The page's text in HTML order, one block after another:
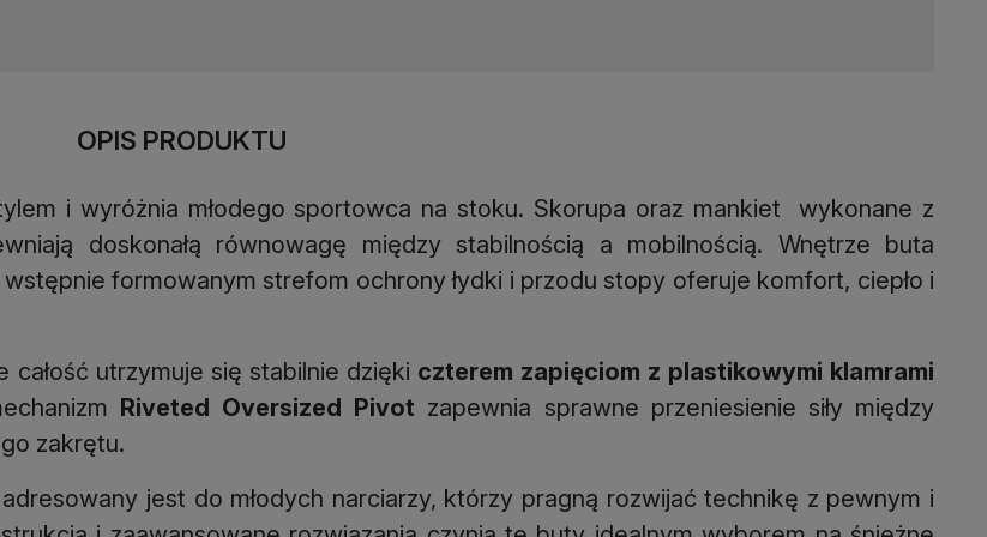
OPIS PRODUKTU
i wyróżnia młodego sportowca na stoku. Skorupa oraz mankiet wykonane z
doskonałą równowagę między stabilnością a mobilnością. Wnętrze buta
formowanym strefom ochrony łydki i przodu stopy oferuje komfort, ciepło i
utrzymuje się stabilnie dzięki czterem zapięciom z plastikowymi klamrami
Riveted Oversized Pivot zapewnia sprawne przeniesienie siły między
zakrętu.
adresowany jest do młodych narciarzy, którzy pragną rozwijać technikę z pewnym i